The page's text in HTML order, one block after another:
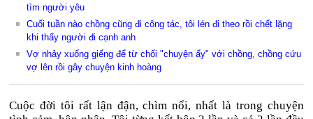
tìm người yêu
Cuối tuần nào chồng cũng đi công tác, tôi lén đi theo rồi chết lặng
khi thấy người đi cạnh anh
Vợ nhảy xuống giếng để từ chối "chuyện ấy" với chồng, chồng cứu
vợ lên rồi gây chuyện kinh hoàng
Cuộc đời tôi rất lận đận, chìm nổi, nhất là trong chuyện